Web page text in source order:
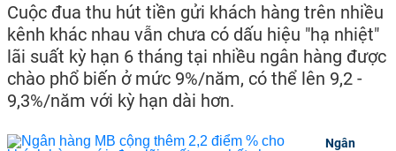
Cuộc đua thu hút tiền gửi khách hàng trên nhiều
kênh khác nhau vẫn chưa có dấu hiệu "hạ nhiệt"
lãi suất kỳ hạn 6 tháng tại nhiều ngân hàng được
chào phổ biến ở mức 9%/năm, có thể lên 9,2 -
9,3%/năm với kỳ hạn dài hơn.
Ngân